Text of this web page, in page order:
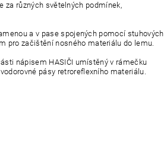
za různých světelných podmínek,
a v pase spojených pomocí stuhových
pro začištění nosného materiálu do lemu.
nápisem HASIČI umístěný v rámečku
pásy retroreflexního materiálu.